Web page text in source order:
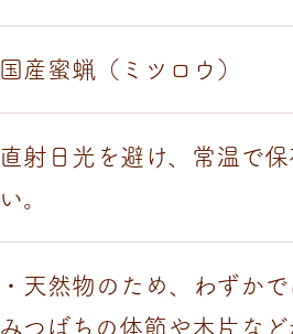
国産蜜蝋（ミツロウ）
直射日光を避け、常温で
い。
・天然物のため、わずか
みつばちの体節や木片な